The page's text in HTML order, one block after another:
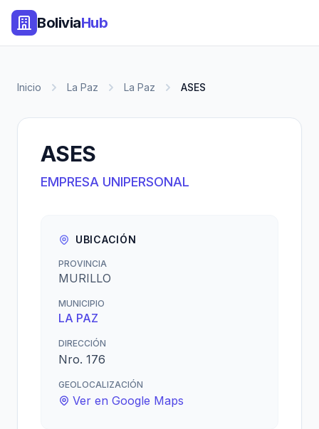
BoliviaHub
Inicio La Paz La Paz ASES
ASES
EMPRESA UNIPERSONAL
UBICACIÓN
PROVINCIA
MURILLO
MUNICIPIO
LA PAZ
DIRECCIÓN
Nro. 176
GEOLOCALIZACIÓN
Ver en Google Maps